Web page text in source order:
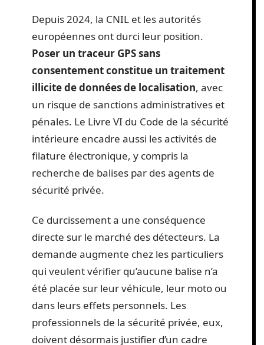
Depuis 2024, la CNIL et les autorités
européennes ont durci leur position.
Poser un traceur GPS sans
consentement constitue un traitement
illicite de données de localisation, avec
un risque de sanctions administratives et
pénales. Le Livre VI du Code de la sécurité
intérieure encadre aussi les activités de
filature électronique, y compris la
recherche de balises par des agents de
sécurité privée.
Ce durcissement a une conséquence
directe sur le marché des détecteurs. La
demande augmente chez les particuliers
qui veulent vérifier qu’aucune balise n’a
été placée sur leur véhicule, leur moto ou
dans leurs effets personnels. Les
professionnels de la sécurité privée, eux,
doivent désormais justifier d’un cadre